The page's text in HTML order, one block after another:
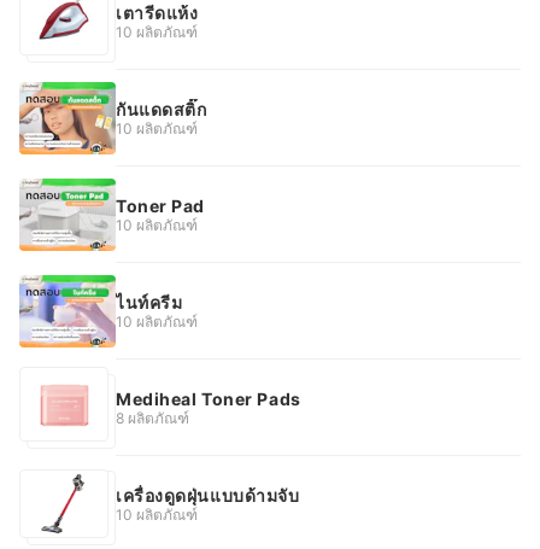
เตารีดแห้ง
10 ผลิตภัณฑ์
กันแดดสติ๊ก
10 ผลิตภัณฑ์
Toner Pad
10 ผลิตภัณฑ์
ไนท์ครีม
10 ผลิตภัณฑ์
Mediheal Toner Pads
8 ผลิตภัณฑ์
เครื่องดูดฝุ่นแบบด้ามจับ
10 ผลิตภัณฑ์